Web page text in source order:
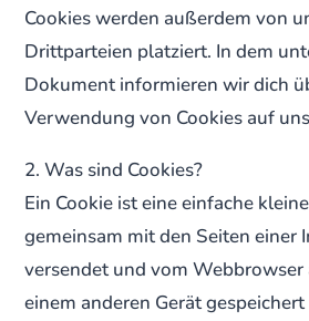
Cookies werden außerdem von
Drittparteien platziert. In dem
Dokument informieren wir dich
Verwendung von Cookies auf
2. Was sind Cookies?
Ein Cookie ist eine einfache
gemeinsam mit den Seiten einer
versendet und vom Webbrowser
einem anderen Gerät